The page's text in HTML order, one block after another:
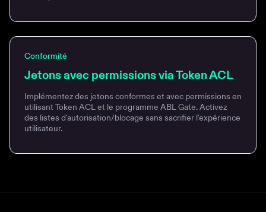
Conformité
Jetons avec permissions via Token ACL
Implémentez des jetons conformes et avec permissions en
utilisant Token ACL et le programme ABL Gate. Activez
des listes d'autorisation/blocage sans sacrifier l'expérience
utilisateur.